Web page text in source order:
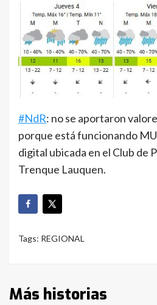
#NdR: no se aportaron
porque está funcionando
digital ubicada en el Club de
Trenque Lauquen.
Tags: REGIONAL
Más historias